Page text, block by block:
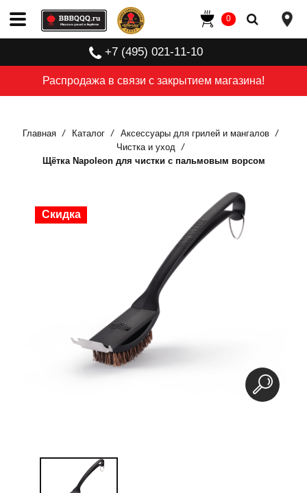
Распродажа в связи с закрытием магазина!
+7 (495) 021-11-10
0
Главная Каталог
Аксессуары для грилей и мангалов
Чистка и уход
Щётка Napoleon для чистки с пальмовым ворсом
Скидка
Скидка